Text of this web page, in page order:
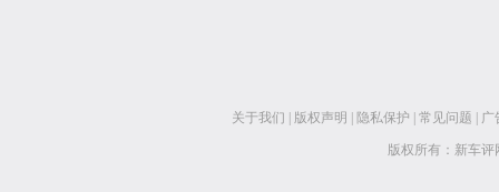
关于我们 版权声明 隐私保护 常见问题 广
版权所有：新车评